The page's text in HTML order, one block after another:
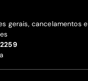
gerais, cancelamentos e